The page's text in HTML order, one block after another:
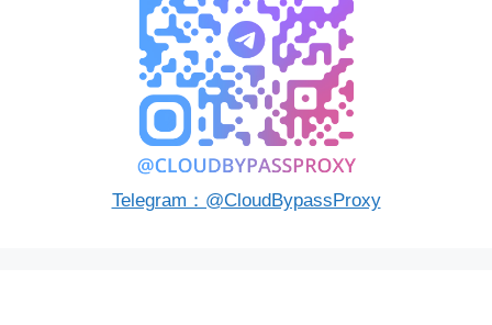
Telegram：@CloudBypassProxy